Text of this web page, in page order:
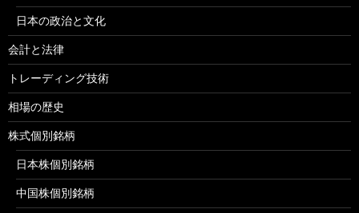
日本の政治と文化
会計と法律
トレーディング技術
相場の歴史
株式個別銘柄
日本株個別銘柄
中国株個別銘柄